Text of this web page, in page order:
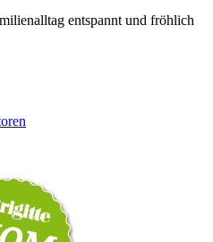
entspannt und fröhlich